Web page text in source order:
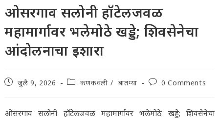
ओसरगाव सलोनी हॉटेलजवळ
महामार्गावर भलेमोठे खड्डे; शिवसेनेचा
आंदोलनाचा इशारा
Postजुलै 9, 2026
Postकणकवली / बातम्या
Post0 Comments
ओसरगाव सलोनी हॉटेलजवळ महामार्गावर भलेमोठे खड्डे; शिवसेनेचा